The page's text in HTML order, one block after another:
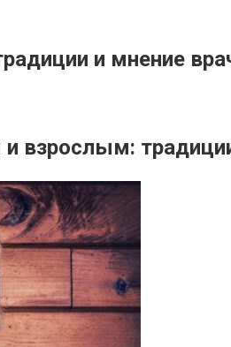
и мнение
взрослым: